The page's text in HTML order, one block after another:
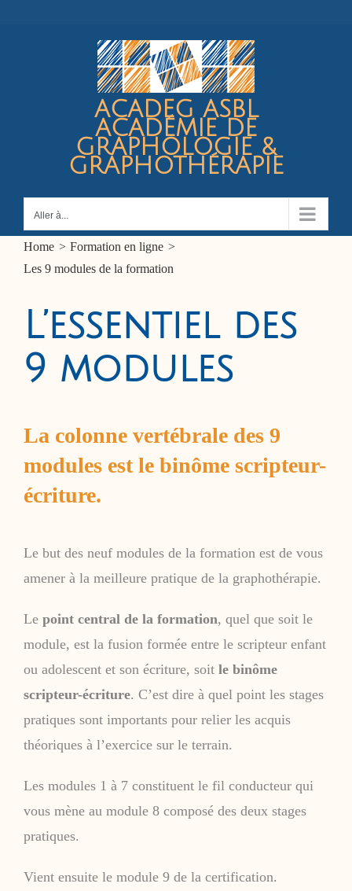
ACADEG ASBL
ACADÉMIE DE
GRAPHOLOGIE &
GRAPHOTHÉRAPIE
Aller à...
Home
Formation en ligne
Les 9 modules de la formation
L’essentiel des
9 modules
La colonne vertébrale des 9
modules est le binôme scripteur-
écriture.
Le but des neuf modules de la formation est de vous
amener à la meilleure pratique de la graphothérapie.
Le point central de la formation, quel que soit le
module, est la fusion formée entre le scripteur enfant
ou adolescent et son écriture, soit le binôme
scripteur-écriture. C’est dire à quel point les stages
pratiques sont importants pour relier les acquis
théoriques à l’exercice sur le terrain.
Les modules 1 à 7 constituent le fil conducteur qui
vous mène au module 8 composé des deux stages
pratiques.
Vient ensuite le module 9 de la certification.